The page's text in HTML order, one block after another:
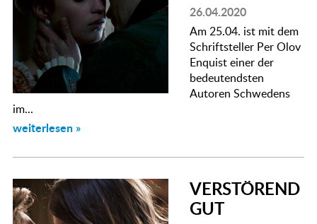
26.04.2020
Am 25.04. ist mit dem
Schriftsteller Per Olov
Enquist einer der
bedeutendsten
Autoren Schwedens
im...
weiterlesen »
VERSTÖREND
GUT